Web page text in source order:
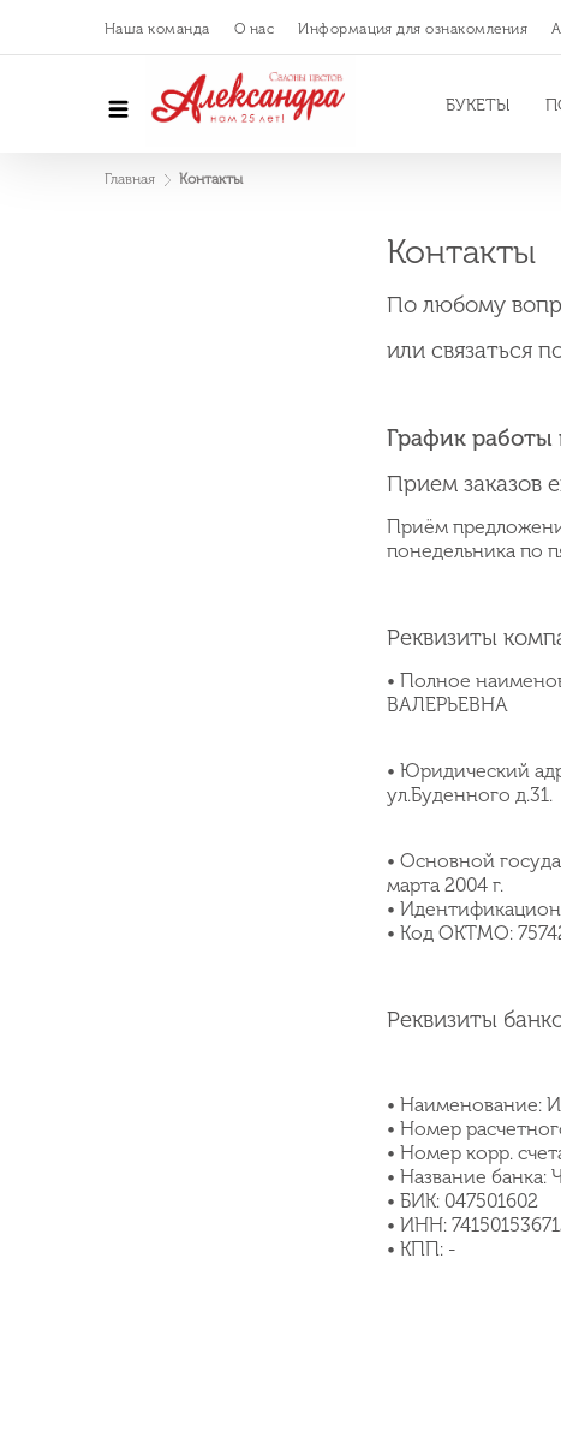
Наша команда О нас Информация для ознакомления
БУКЕТЫ
Главная Контакты
Контакты
По любому
или связаться
График работы
Прием заказов
Приём
понедельника по
Реквизиты
• Полное
ВАЛЕРЬЕВНА
• Юридический
ул.Буденного д.31.
• Основной
марта 2004 г.
•
• Код ОКТМО:
Реквизиты
• Наименование:
• Номер
• Номер корр.
• Название
• БИК: 047501602
• ИНН:
• КПП: -